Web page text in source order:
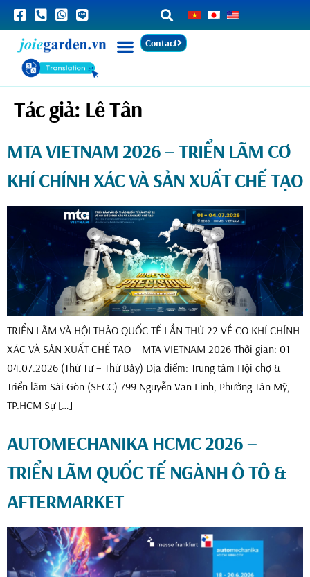
Contact
Tác giả: Lê Tân
MTA VIETNAM 2026 – TRIỂN LÃM CƠ
KHÍ CHÍNH XÁC VÀ SẢN XUẤT CHẾ TẠO
TRIỂN LÃM VÀ HỘI THẢO QUỐC TẾ LẦN THỨ 22 VỀ CƠ KHÍ CHÍNH
XÁC VÀ SẢN XUẤT CHẾ TẠO – MTA VIETNAM 2026 Thời gian: 01 –
04.07.2026 (Thứ Tư – Thứ Bảy) Địa điểm: Trung tâm Hội chợ &
Triển lãm Sài Gòn (SECC) 799 Nguyễn Văn Linh, Phường Tân Mỹ,
TP.HCM Sự […]
AUTOMECHANIKA HCMC 2026 –
TRIỂN LÃM QUỐC TẾ NGÀNH Ô TÔ &
AFTERMARKET